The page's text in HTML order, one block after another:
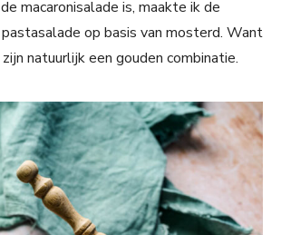
macaronisalade is, maakte ik de
op basis van mosterd. Want
natuurlijk een gouden combinatie.